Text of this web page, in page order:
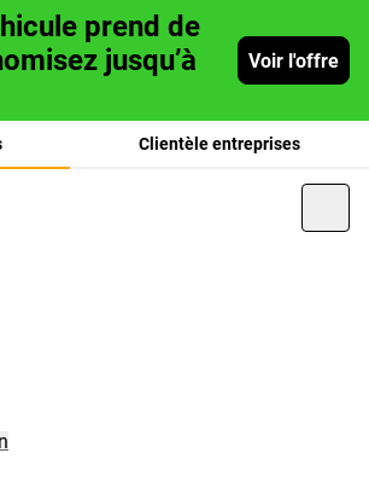
prend de
jusqu’à
Voir l'offre
Clientèle entreprises